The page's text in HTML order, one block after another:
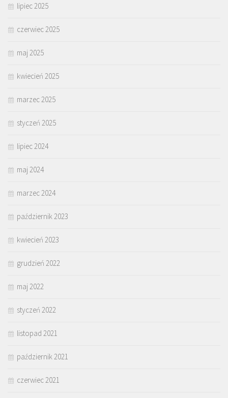
lipiec 2025
czerwiec 2025
maj 2025
kwiecień 2025
marzec 2025
styczeń 2025
lipiec 2024
maj 2024
marzec 2024
październik 2023
kwiecień 2023
grudzień 2022
maj 2022
styczeń 2022
listopad 2021
październik 2021
czerwiec 2021